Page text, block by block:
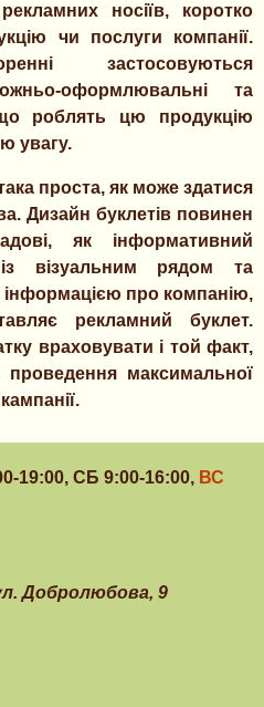
носіїв, коротко
чи послуги компанії.
застосовуються
оформлювальні та
що роблять цю продукцію
увагу.
проста, як може здатися
Дизайн буклетів повинен
як інформативний
візуальним рядом та
про компанію,
рекламний буклет.
враховувати і той факт,
максимальної
19:00, СБ 9:00-16:00, ВС
Добролюбова, 9